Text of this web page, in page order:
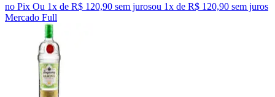
no Pix Ou 1x de R$ 120,90 sem jurosou 1x de R$ 120,90 sem juros
Mercado Full